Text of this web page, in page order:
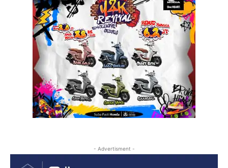
- Advertisment -